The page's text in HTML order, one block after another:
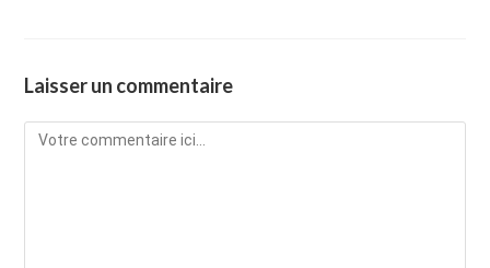
Laisser un commentaire
Comment